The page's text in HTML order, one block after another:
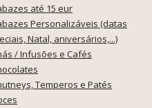
até 15 eur
Personalizáveis (datas
Natal, aniversários,...)
/ Infusões e Cafés
Temperos e Patés